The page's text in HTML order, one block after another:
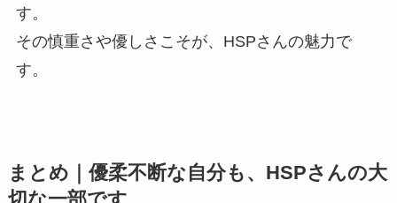
す。
その慎重さや優しさこそが、HSPさんの魅力で
す。
まとめ｜優柔不断な自分も、HSPさんの大